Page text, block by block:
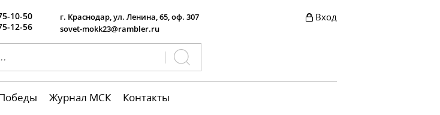
10-50
12-56
г. Краснодар, ул. Ленина, 65, оф. 307
sovet-mokk23@rambler.ru
Вход
Журнал МСК Контакты